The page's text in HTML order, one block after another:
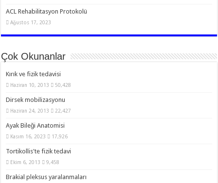
ACL Rehabilitasyon Protokolü
Ağustos 17, 2023
Çok Okunanlar
Kırık ve fizik tedavisi
Haziran 10, 2013 50,428
Dirsek mobilizasyonu
Haziran 24, 2013 22,427
Ayak Bileği Anatomisi
Kasım 16, 2023 17,926
Tortikollis'te fizik tedavi
Ekim 6, 2013 9,458
Brakial pleksus yaralanmaları